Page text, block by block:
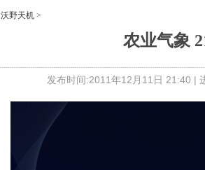
沃野天机 >
农业气象
发布时间:2011年12月11日 21:40 |